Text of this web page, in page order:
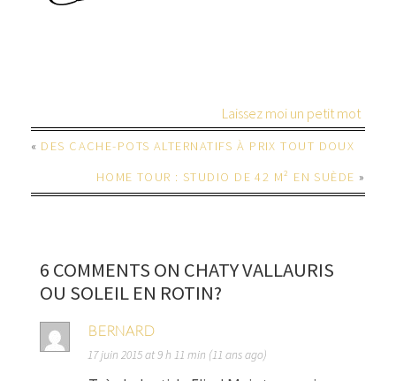
Laissez moi un petit mot
« DES CACHE-POTS ALTERNATIFS À PRIX TOUT DOUX
HOME TOUR : STUDIO DE 42 M² EN SUÈDE »
6 COMMENTS ON CHATY VALLAURIS
OU SOLEIL EN ROTIN?
BERNARD
17 juin 2015 at 9 h 11 min (11 ans ago)